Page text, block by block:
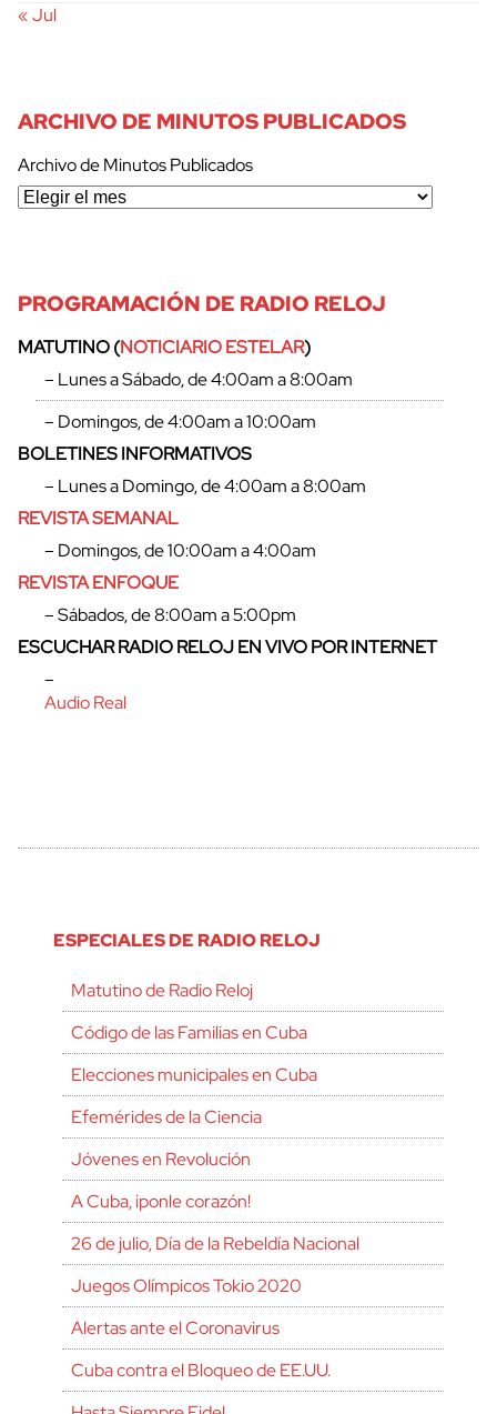
cerrar
« Jul
ARCHIVO DE MINUTOS PUBLICADOS
Archivo de Minutos Publicados
PROGRAMACIÓN DE RADIO RELOJ
MATUTINO (NOTICIARIO ESTELAR)
– Lunes a Sábado, de 4:00am a 8:00am
– Domingos, de 4:00am a 10:00am
BOLETINES INFORMATIVOS
– Lunes a Domingo, de 4:00am a 8:00am
REVISTA SEMANAL
– Domingos, de 10:00am a 4:00am
REVISTA ENFOQUE
– Sábados, de 8:00am a 5:00pm
ESCUCHAR RADIO RELOJ EN VIVO POR INTERNET
–
Audio Real
ESPECIALES DE RADIO RELOJ
Matutino de Radio Reloj
Código de las Familias en Cuba
Elecciones municipales en Cuba
Efemérides de la Ciencia
Jóvenes en Revolución
A Cuba, ¡ponle corazón!
26 de julio, Día de la Rebeldía Nacional
Juegos Olímpicos Tokio 2020
Alertas ante el Coronavirus
Cuba contra el Bloqueo de EE.UU.